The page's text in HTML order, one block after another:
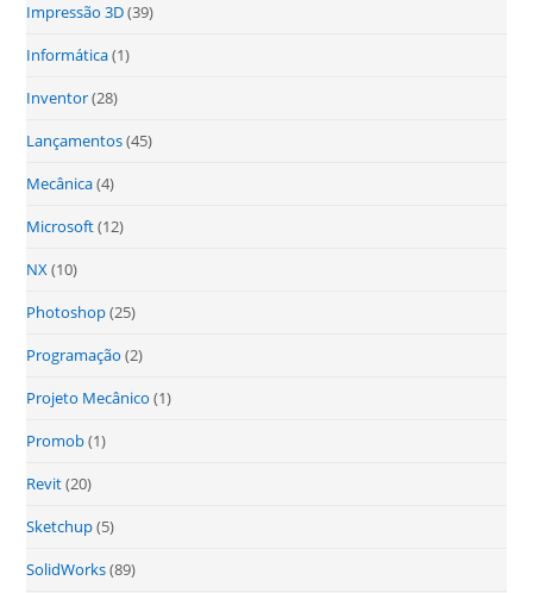
Impressão 3D(39)
Informática(1)
Inventor(28)
Lançamentos(45)
Mecânica(4)
Microsoft(12)
NX(10)
Photoshop(25)
Programação (2)
Projeto Mecânico (1)
Promob(1)
Revit(20)
Sketchup(5)
SolidWorks(89)